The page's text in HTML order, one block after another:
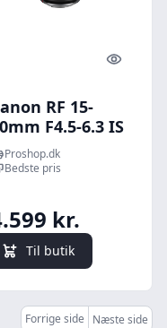
Quick
RF 15-
F4.5-6.3 IS
Proshop.dk
Bedste pris
kr.
Til butik
Forrige side Næste side